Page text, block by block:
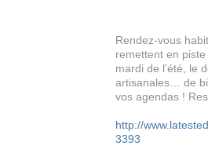
Rendez-vous
remettent en
mardi de l’été, le
artisanales… de
vos agendas !
http://
3393